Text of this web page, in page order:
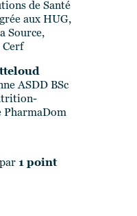
de Santé
aux HUG,
Source,
Cerf
ASDD BSc
PharmaDom
1 point